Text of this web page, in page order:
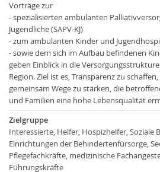
Vorträge zur
- spezialisierten ambulanten
Jugendliche (SAPV-KJ)
- zum ambulanten Kinder und
- sowie dem sich im Aufbau befindenen
geben Einblick in die
Region. Ziel ist es, Transparenz zu
gemeinsam Wege zu stärken, die
und Familien eine hohe Lebensqualität
Zielgruppe
Interessierte, Helfer, Hospizhelfer, Soziale
Einrichtungen der Behindertenfürsorge,
Pflegefachkräfte, medizinische
Führungskräfte